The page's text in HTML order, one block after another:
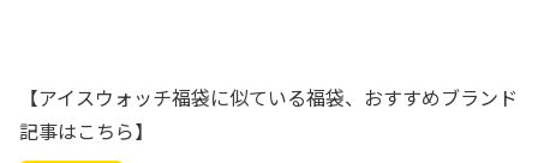
【アイスウォッチ福袋に似ている福袋、おすすめブランド
記事はこちら】